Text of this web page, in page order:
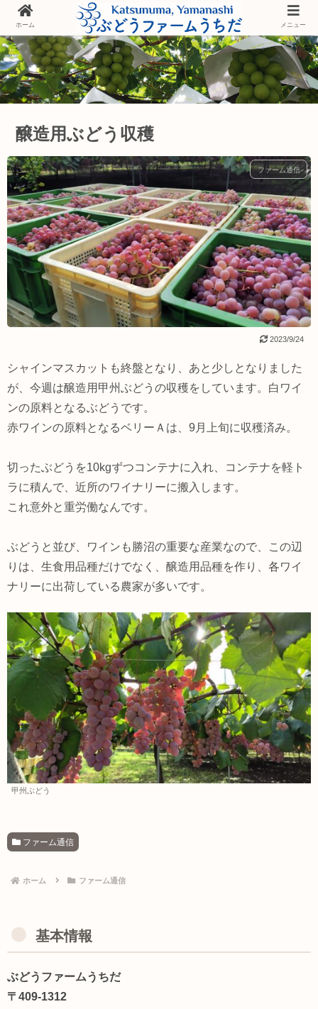
醸造用ぶどう収穫
ファーム通信
2023/9/24
シャインマスカットも終盤となり、あと少しとなりました
が、今週は醸造用甲州ぶどうの収穫をしています。白ワイ
ンの原料となるぶどうです。
赤ワインの原料となるベリーＡは、9月上旬に収穫済み。
切ったぶどうを10kgずつコンテナに入れ、コンテナを軽ト
ラに積んで、近所のワイナリーに搬入します。
これ意外と重労働なんです。
ぶどうと並び、ワインも勝沼の重要な産業なので、この辺
りは、生食用品種だけでなく、醸造用品種を作り、各ワイ
ナリーに出荷している農家が多いです。
甲州ぶどう
ファーム通信
ホーム ファーム通信
基本情報
ぶどうファームうちだ
〒409-1312
ホーム メニュー